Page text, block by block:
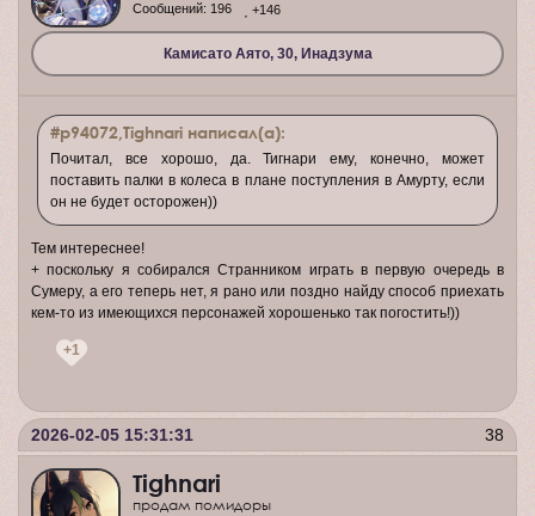
Камисато Аято, 30, Инадзума
Сообщений: 196 +146
#p94072,Tighnari написал(а):
Почитал, все хорошо, да. Тигнари ему, конечно, может
поставить палки в колеса в плане поступления в Амурту, если
он не будет осторожен))
Тем интереснее!
+ поскольку я собирался Странником играть в первую очередь в
Сумеру, а его теперь нет, я рано или поздно найду способ приехать
кем-то из имеющихся персонажей хорошенько так погостить!))
+1
38
2026-02-05 15:31:31
Tighnari
продам помидоры